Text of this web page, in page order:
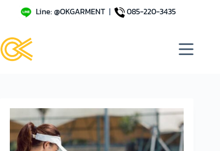
Line: @OKGARMENT| 085-220-3435